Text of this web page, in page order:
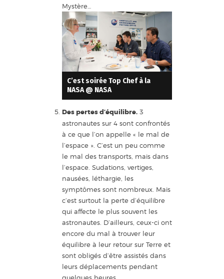
Mystère…
C’est soirée Top Chef à la
NASA @ NASA
Des pertes d’équilibre.3
astronautes sur 4 sont confrontés
à ce que l’on appelle « le mal de
l’espace ». C’est un peu comme
le mal des transports, mais dans
l’espace. Sudations, vertiges,
nausées, léthargie, les
symptômes sont nombreux. Mais
c’est surtout la perte d’équilibre
qui affecte le plus souvent les
astronautes. D’ailleurs, ceux-ci ont
encore du mal à trouver leur
équilibre à leur retour sur Terre et
sont obligés d’être assistés dans
leurs déplacements pendant
quelques heures.